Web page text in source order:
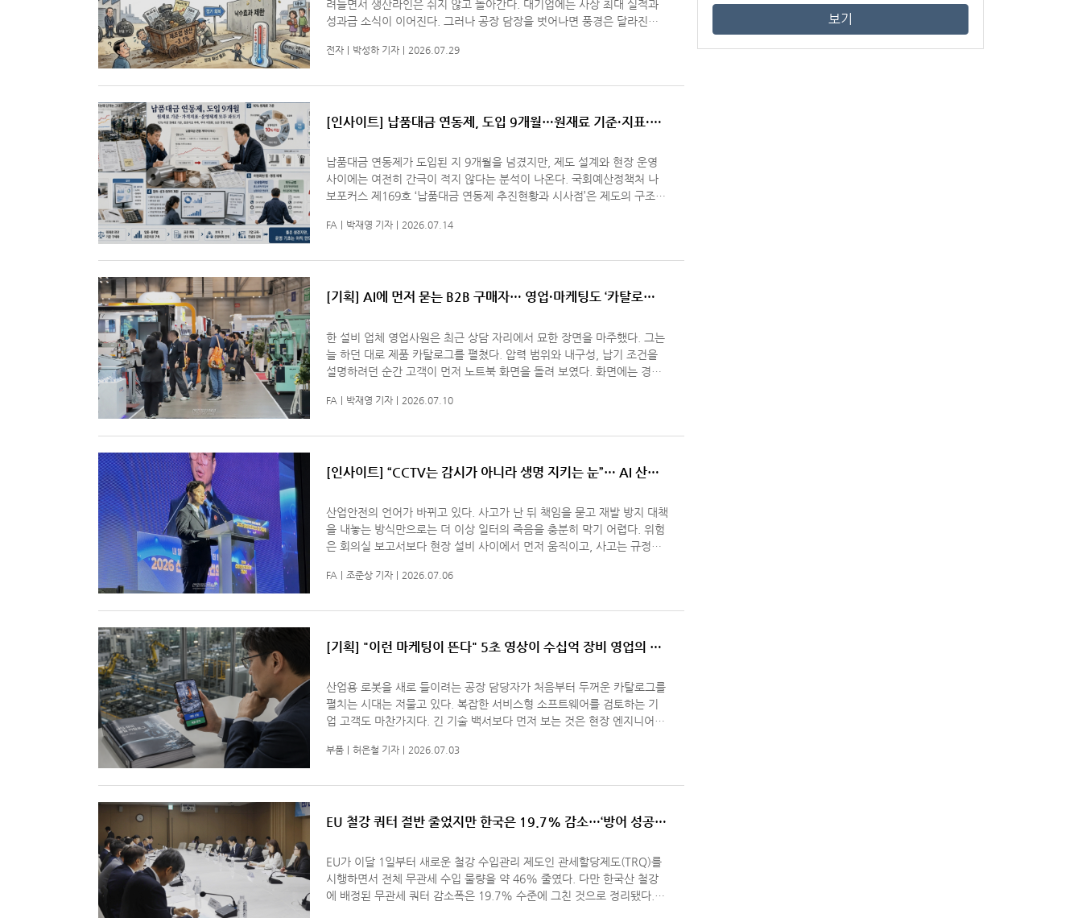
려들면서 생산라인은 쉬지 않고 돌아간다. 대기업에는 사상 최대 실적과
성과급 소식이 이어진다. 그러나 공장 담장을 벗어나면 풍경은 달라진다.
열지
전자 박성하 기자 2026.07.29
[인사이트] 납품대금 연동제, 도입 9개월…원재료 기준·지표·운
납품대금 연동제가 도입된 지 9개월을 넘겼지만, 제도 설계와 현장 운영
사이에는 여전히 간극이 적지 않다는 분석이 나온다. 국회예산정책처 나
보포커스 제169호 ‘납품대금 연동제 추진현황과 시사점’은 제도의 구조와
FA 박재영 기자 2026.07.14
[기획] AI에 먼저 묻는 B2B 구매자… 영업·마케팅도 ‘카탈로
한 설비 업체 영업사원은 최근 상담 자리에서 묘한 장면을 마주했다. 그는
늘 하던 대로 제품 카탈로그를 펼쳤다. 압력 범위와 내구성, 납기 조건을
설명하려던 순간 고객이 먼저 노트북 화면을 돌려 보였다. 화면에는 경쟁
FA 박재영 기자 2026.07.10
[인사이트] “CCTV는 감시가 아니라 생명 지키는 눈”… AI 산업
산업안전의 언어가 바뀌고 있다. 사고가 난 뒤 책임을 묻고 재발 방지 대책
을 내놓는 방식만으로는 더 이상 일터의 죽음을 충분히 막기 어렵다. 위험
은 회의실 보고서보다 현장 설비 사이에서 먼저 움직이고, 사고는 규정집
FA 조준상 기자 2026.07.06
[기획] "이런 마케팅이 뜬다" 5초 영상이 수십억 장비 영업의 첫
산업용 로봇을 새로 들이려는 공장 담당자가 처음부터 두꺼운 카탈로그를
펼치는 시대는 저물고 있다. 복잡한 서비스형 소프트웨어를 검토하는 기
업 고객도 마찬가지다. 긴 기술 백서보다 먼저 보는 것은 현장 엔지니어가
부품 허은철 기자 2026.07.03
EU 철강 쿼터 절반 줄었지만 한국은 19.7% 감소…‘방어 성공’
EU가 이달 1일부터 새로운 철강 수입관리 제도인 관세할당제도(TRQ)를
시행하면서 전체 무관세 수입 물량을 약 46% 줄였다. 다만 한국산 철강
에 배정된 무관세 쿼터 감소폭은 19.7% 수준에 그친 것으로 정리됐다.
보기